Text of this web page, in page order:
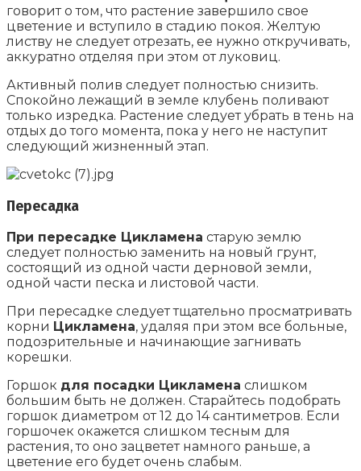
говорит о том, что растение завершило свое
цветение и вступило в стадию покоя. Желтую
листву не следует отрезать, ее нужно откручивать,
аккуратно отделяя при этом от луковиц.
Активный полив следует полностью снизить.
Спокойно лежащий в земле клубень поливают
только изредка. Растение следует убрать в тень на
отдых до того момента, пока у него не наступит
следующий жизненный этап.
Пересадка
При пересадке Цикламена старую землю
следует полностью заменить на новый грунт,
состоящий из одной части дерновой земли,
одной части песка и листовой части.
При пересадке следует тщательно просматривать
корни Цикламена, удаляя при этом все больные,
подозрительные и начинающие загнивать
корешки.
Горшок для посадки Цикламена слишком
большим быть не должен. Старайтесь подобрать
горшок диаметром от 12 до 14 сантиметров. Если
горшочек окажется слишком тесным для
растения, то оно зацветет намного раньше, а
цветение его будет очень слабым.